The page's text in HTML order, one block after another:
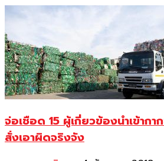
จ่อเชือด 15 ผู้เกี่ยวข้องนำเข้าก
สั่งเอาผิดจริงจัง